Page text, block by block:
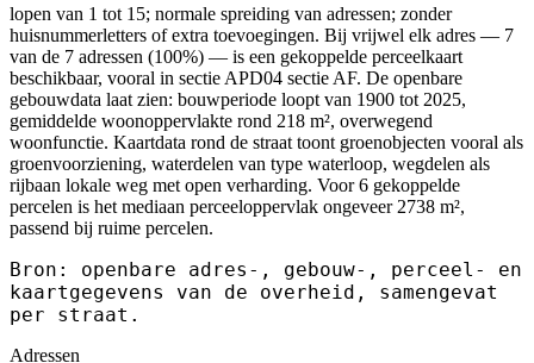
lopen van 1 tot 15; normale spreiding van adressen; zonder
huisnummerletters of extra toevoegingen. Bij vrijwel elk adres — 7
van de 7 adressen (100%) — is een gekoppelde perceelkaart
beschikbaar, vooral in sectie APD04 sectie AF. De openbare
gebouwdata laat zien: bouwperiode loopt van 1900 tot 2025,
gemiddelde woonoppervlakte rond 218 m², overwegend
woonfunctie. Kaartdata rond de straat toont groenobjecten vooral als
groenvoorziening, waterdelen van type waterloop, wegdelen als
rijbaan lokale weg met open verharding. Voor 6 gekoppelde
percelen is het mediaan perceeloppervlak ongeveer 2738 m²,
passend bij ruime percelen.
Bron: openbare adres-, gebouw-, perceel- en
kaartgegevens van de overheid, samengevat
per straat.
Adressen